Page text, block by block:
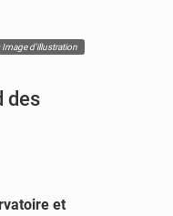
d'illustration
des
et